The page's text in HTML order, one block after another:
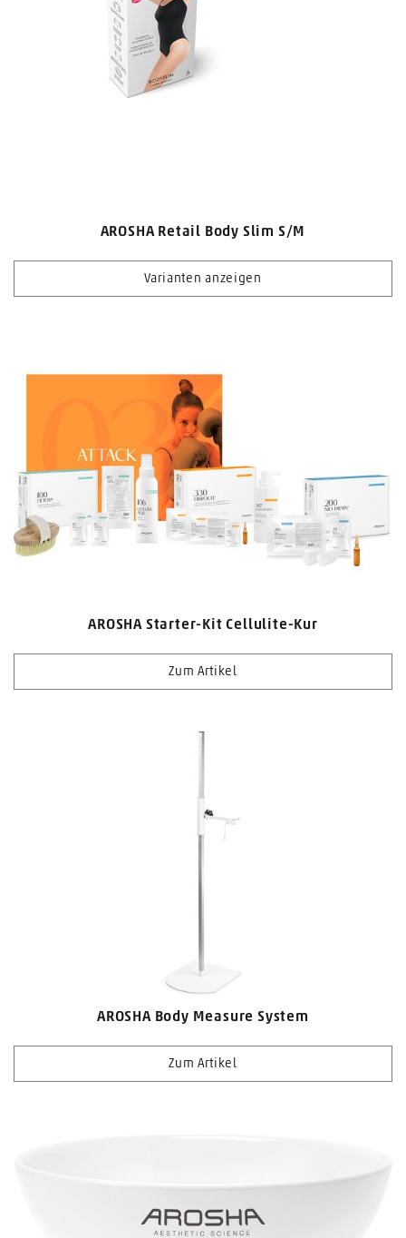
AROSHA Retail Body Slim S/M
Varianten anzeigen
AROSHA Starter-Kit Cellulite-Kur
Zum Artikel
AROSHA Body Measure System
Zum Artikel